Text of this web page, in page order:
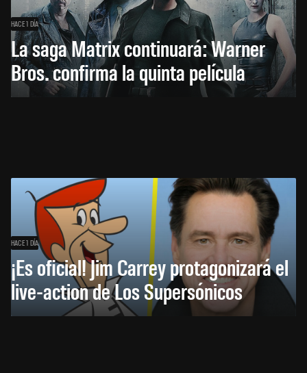
HACE 1 DÍA
La saga Matrix continuará: Warner
Bros. confirma la quinta película
HACE 1 DÍA
¡Es oficial! Jim Carrey protagonizará el
live-action de Los Supersónicos